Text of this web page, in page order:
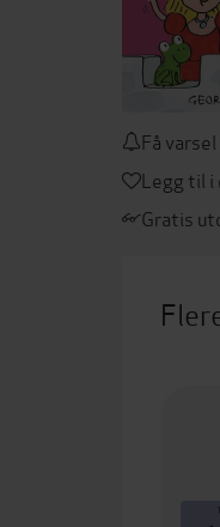
Få
Legg til
Gratis